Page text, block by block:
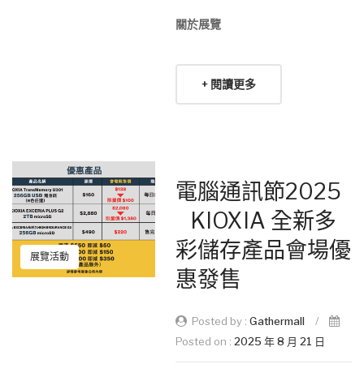
關於展覽
+ 閱讀更多
展覽活動
電腦通訊節2025
KIOXIA 全新多
彩儲存產品會場優
惠發售
Posted by : Gathermall
/
Posted on : 2025 年 8 月 21 日